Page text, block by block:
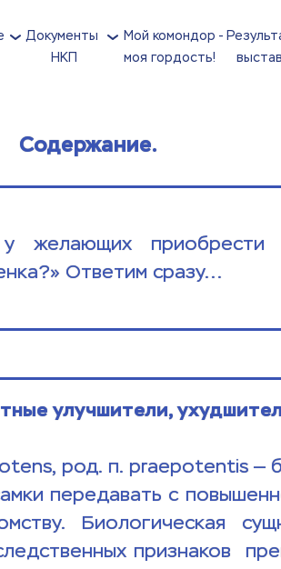
Документы
НКП
Мой комондор -
моя гордость!
Содержание.
желающих приобрести
Ответим сразу...
улучшители,
род. п. praepotentis —
передавать с
Биологическая
признаков